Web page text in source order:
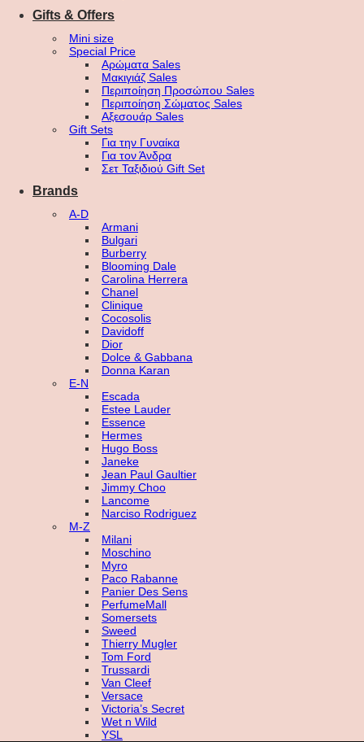
Gifts & Offers
Mini size
Special Price
Αρώματα Sales
Μακιγιάζ Sales
Περιποίηση Προσώπου Sales
Περιποίηση Σώματος Sales
Αξεσουάρ Sales
Gift Sets
Για την Γυναίκα
Για τον Άνδρα
Σετ Ταξιδιού Gift Set
Brands
A-D
Armani
Bulgari
Burberry
Blooming Dale
Carolina Herrera
Chanel
Clinique
Cocosolis
Davidoff
Dior
Dolce & Gabbana
Donna Karan
E-N
Escada
Estee Lauder
Essence
Hermes
Hugo Boss
Janeke
Jean Paul Gaultier
Jimmy Choo
Lancome
Narciso Rodriguez
M-Z
Milani
Moschino
Myro
Paco Rabanne
Panier Des Sens
PerfumeMall
Somersets
Sweed
Thierry Mugler
Tom Ford
Trussardi
Van Cleef
Versace
Victoria’s Secret
Wet n Wild
YSL